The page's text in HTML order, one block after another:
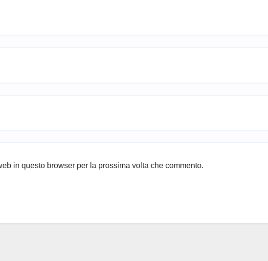
in questo browser per la prossima volta che commento.